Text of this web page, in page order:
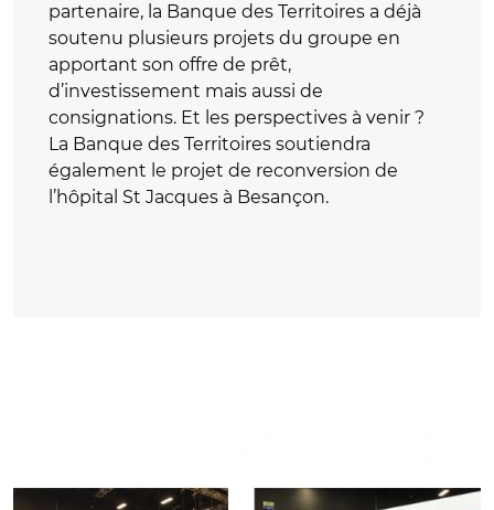
partenaire, la Banque des Territoires a déjà
soutenu plusieurs projets du groupe en
apportant son offre de prêt,
d’investissement mais aussi de
consignations. Et les perspectives à venir ?
La Banque des Territoires soutiendra
également le projet de reconversion de
l’hôpital St Jacques à Besançon.